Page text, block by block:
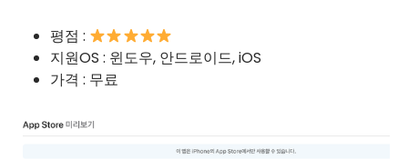
평점 :
지원OS : 윈도우, 안드로이드, iOS
가격 : 무료